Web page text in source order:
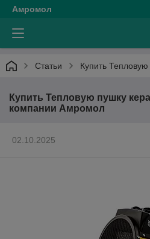
Амромол
Статьи Купить
Купить Тепловую пушку
компании Амромол
02.10.2025